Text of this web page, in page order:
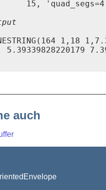
1,18
5.39339828220179
auch